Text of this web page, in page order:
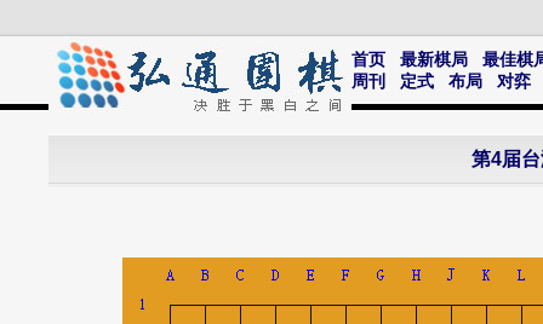
首页 最新棋局
最佳棋
周刊
定式 布局 对弈
第4届